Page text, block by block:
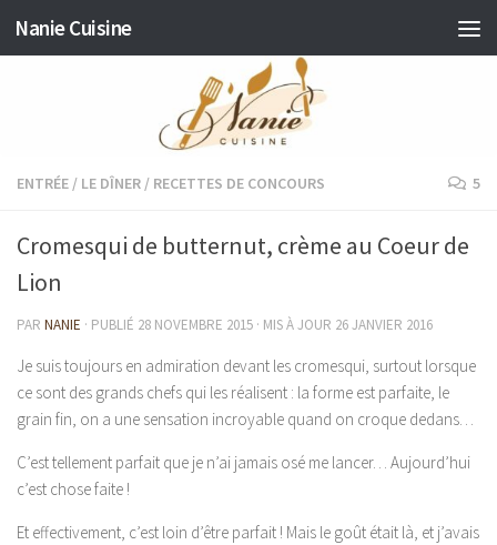
Skip to content
Nanie Cuisine
ENTRÉE / LE DÎNER / RECETTES DE CONCOURS 5
Cromesqui de butternut, crème au Coeur de
Lion
PAR NANIE · PUBLIÉ 28 NOVEMBRE 2015 · MIS À JOUR 26 JANVIER 2016
Je suis toujours en admiration devant les cromesqui, surtout lorsque
ce sont des grands chefs qui les réalisent : la forme est parfaite, le
grain fin, on a une sensation incroyable quand on croque dedans…
C’est tellement parfait que je n’ai jamais osé me lancer… Aujourd’hui
c’est chose faite !
Et effectivement, c’est loin d’être parfait ! Mais le goût était là, et j’avais